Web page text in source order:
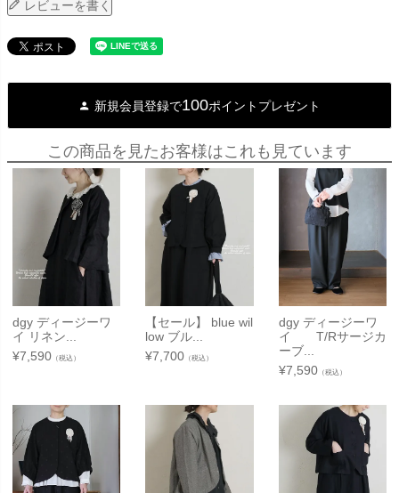
レビューを書く
新規会員登録で100ポイントプレゼント
この商品を見たお客様はこれも見ています
dgy ディージーワ
イ リネン...
¥7,590 （税込）
【セール】 blue wil
low ブル...
¥7,700 （税込）
dgy ディージーワ
イ T/Rサージカ
ーブ...
¥7,590（税込）